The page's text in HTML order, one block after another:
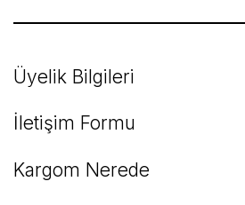
Üyelik Bilgileri
İletişim Formu
Kargom Nerede